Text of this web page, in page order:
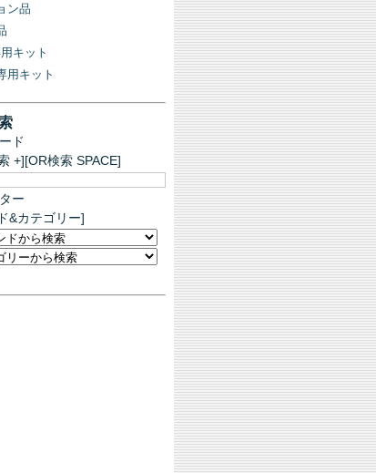
ン品
キット
用キット
ド
+][OR検索 SPACE]
ー
&カテゴリー]